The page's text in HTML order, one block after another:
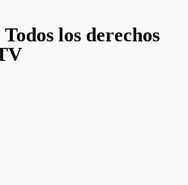
los derechos